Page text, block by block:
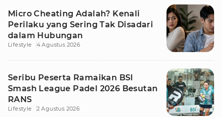
Micro Cheating Adalah? Kenali
Perilaku yang Sering Tak Disadari
dalam Hubungan
Lifestyle 4 Agustus 2026
Seribu Peserta Ramaikan BSI
Smash League Padel 2026 Besutan
RANS
Lifestyle 2 Agustus 2026